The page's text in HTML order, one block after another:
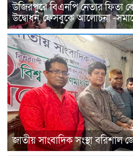
উজিরপুরে বিএনপি নেতার ফিতা
উদ্বোধন, ফেসবুকে আলোচনা -
জাতীয় সাংবাদিক সংস্থা বরিশাল